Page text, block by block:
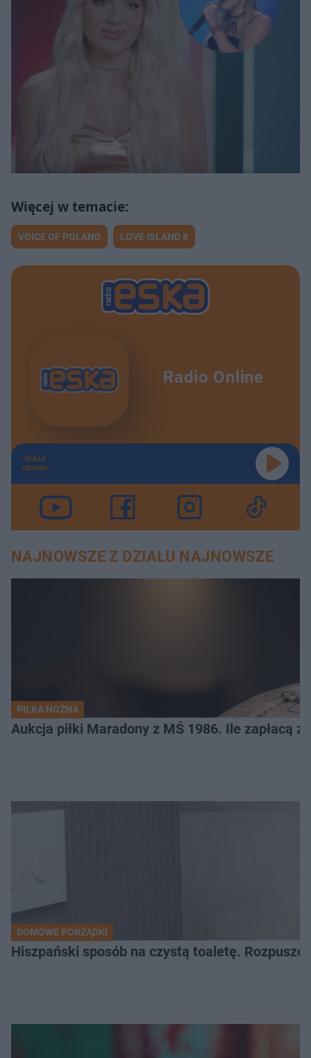
VOICE OF POLAND LOVE ISLAND 8
Radio Online
TERAZ
GRAMY
NAJNOWSZE Z DZIAŁU NAJNOWSZE
PIŁKA NOŻNA
Aukcja piłki Maradony z MŚ 1986. Ile zapłacą
DOMOWE PORZĄDKI
Hiszpański sposób na czystą toaletę.